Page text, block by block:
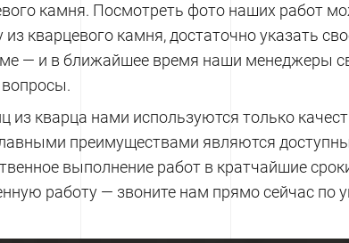
камня. Посмотреть фото наших работ
кварцевого камня, достаточно указать
— и в ближайшее время наши менеджеры
из кварца нами используются только
преимуществами являются
выполнение работ в кратчайшие
работу — звоните нам прямо сейчас по